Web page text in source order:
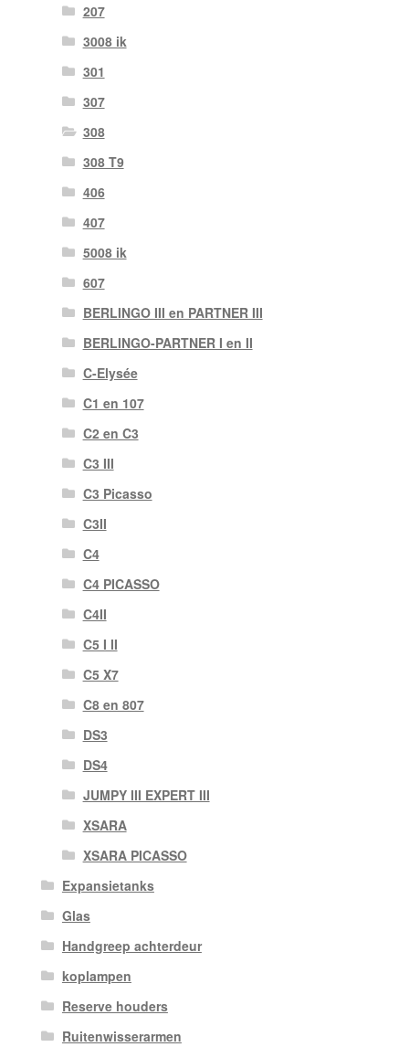
207
3008 ik
301
307
308
308 T9
406
407
5008 ik
607
BERLINGO III en PARTNER III
BERLINGO-PARTNER I en II
C-Elysée
C1 en 107
C2 en C3
C3 III
C3 Picasso
C3II
C4
C4 PICASSO
C4II
C5 I II
C5 X7
C8 en 807
DS3
DS4
JUMPY III EXPERT III
XSARA
XSARA PICASSO
Expansietanks
Glas
Handgreep achterdeur
koplampen
Reserve houders
Ruitenwisserarmen